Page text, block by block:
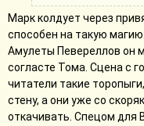
Марк колдует через
способен на такую
Амулеты Певереллов он
согласте Тома. Сцена с
читатели такие
стену, а они уже со
откачивать. Спецом для